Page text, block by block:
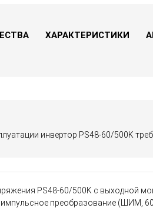
ХАРАКТЕРИСТИКИ
инвертор PS48-60/500K
PS48-60/500K с выходной
преобразование (ШИМ,